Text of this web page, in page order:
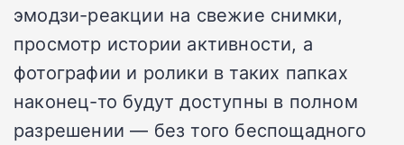
эмодзи-реакции на свежие снимки,
просмотр истории активности, а
фотографии и ролики в таких папках
наконец-то будут доступны в полном
разрешении — без того беспощадного